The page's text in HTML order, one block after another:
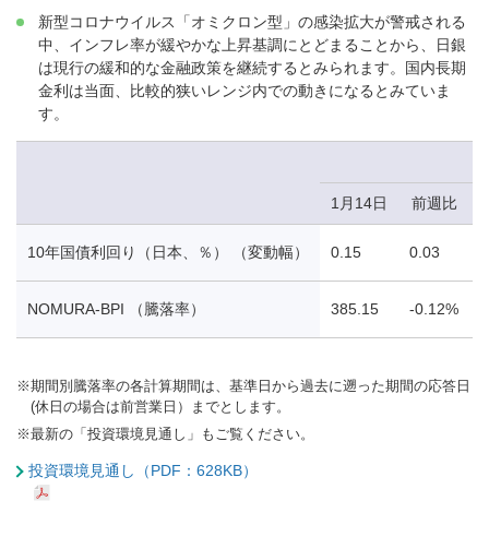
新型コロナウイルス「オミクロン型」の感染拡大が警戒される
中、インフレ率が緩やかな上昇基調にとどまることから、日銀
は現行の緩和的な金融政策を継続するとみられます。国内長期
金利は当面、比較的狭いレンジ内での動きになるとみていま
す。
1月14日 前週比
10年国債利回り（日本、％） （変動幅） 0.15 0.03
NOMURA-BPI （騰落率） 385.15 -0.12%
※期間別騰落率の各計算期間は、基準日から過去に遡った期間の応答日
(休日の場合は前営業日）までとします。
※最新の「投資環境見通し」もご覧ください。
投資環境見通し（PDF：628KB）